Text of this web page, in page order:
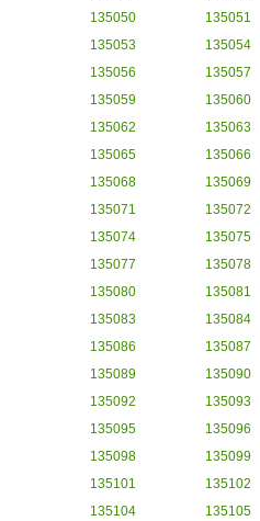
135050
135051
135053
135054
135056
135057
135059
135060
135062
135063
135065
135066
135068
135069
135071
135072
135074
135075
135077
135078
135080
135081
135083
135084
135086
135087
135089
135090
135092
135093
135095
135096
135098
135099
135101
135102
135104
135105